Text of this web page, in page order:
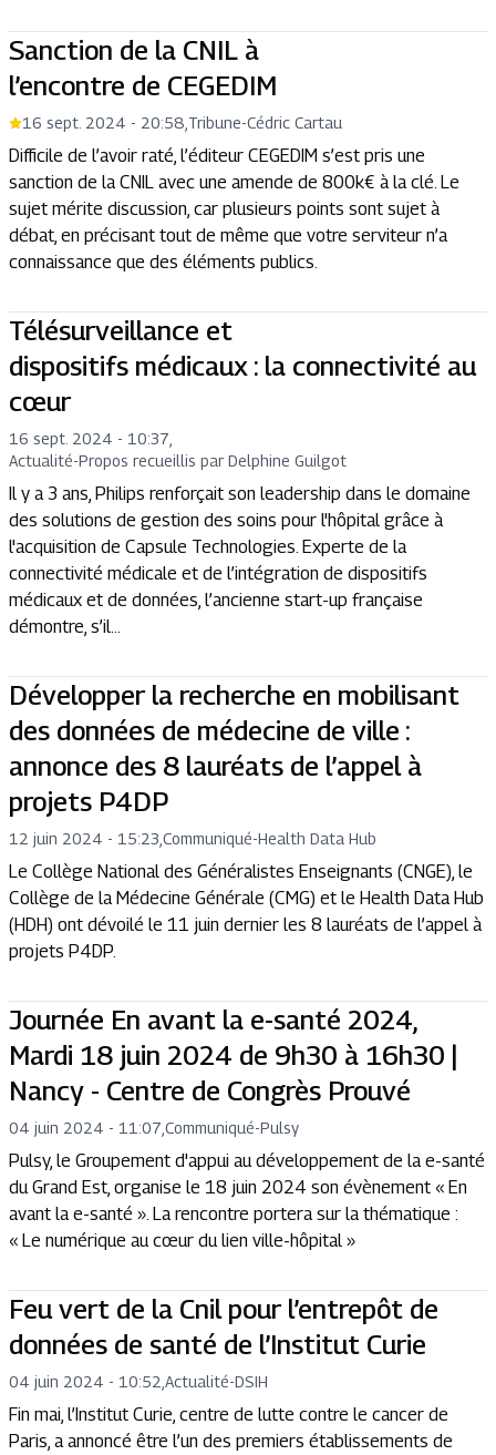
Sanction de la CNIL à
l’encontre de CEGEDIM
16 sept. 2024 - 20:58 Tribune-Cédric Cartau
Difficile de l’avoir raté, l’éditeur CEGEDIM s’est pris une
sanction de la CNIL avec une amende de 800k€ à la clé. Le
sujet mérite discussion, car plusieurs points sont sujet à
débat, en précisant tout de même que votre serviteur n’a
connaissance que des éléments publics.
Télésurveillance et
dispositifs médicaux : la connectivité au
cœur
16 sept. 2024 - 10:37
Actualité-Propos recueillis par Delphine Guilgot
Il y a 3 ans, Philips renforçait son leadership dans le domaine
des solutions de gestion des soins pour l'hôpital grâce à
l'acquisition de Capsule Technologies. Experte de la
connectivité médicale et de l’intégration de dispositifs
médicaux et de données, l’ancienne start-up française
démontre, s’il...
Développer la recherche en mobilisant
des données de médecine de ville :
annonce des 8 lauréats de l’appel à
projets P4DP
12 juin 2024 - 15:23 Communiqué-Health Data Hub
Le Collège National des Généralistes Enseignants (CNGE), le
Collège de la Médecine Générale (CMG) et le Health Data Hub
(HDH) ont dévoilé le 11 juin dernier les 8 lauréats de l’appel à
projets P4DP.
Journée En avant la e-santé 2024,
Mardi 18 juin 2024 de 9h30 à 16h30 |
Nancy - Centre de Congrès Prouvé
04 juin 2024 - 11:07 Communiqué-Pulsy
Pulsy, le Groupement d'appui au développement de la e-santé
du Grand Est, organise le 18 juin 2024 son évènement « En
avant la e-santé ». La rencontre portera sur la thématique :
« Le numérique au cœur du lien ville-hôpital »
Feu vert de la Cnil pour l’entrepôt de
données de santé de l’Institut Curie
04 juin 2024 - 10:52 Actualité-DSIH
Fin mai, l’Institut Curie, centre de lutte contre le cancer de
Paris, a annoncé être l’un des premiers établissements de